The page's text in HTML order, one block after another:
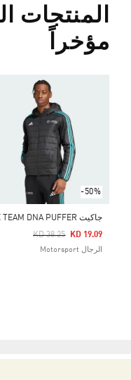
المنتجات
مؤخراً
-50%
Reduced From
KD 38.25
To KD 19.09
الرجال Motorsport